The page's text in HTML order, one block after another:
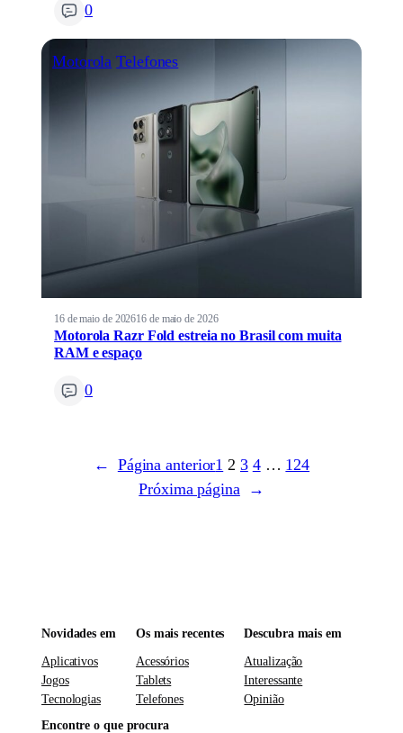
0
Motorola Telefones
16 de maio de 202616 de maio de 2026
Motorola Razr Fold estreia no Brasil com muita
RAM e espaço
0
← Página anterior1 2 3 4 … 124
Próxima página
→
Novidades em
Aplicativos
Jogos
Tecnologias
Os mais recentes
Acessórios
Tablets
Telefones
Descubra mais em
Atualização
Interessante
Opinião
Encontre o que procura